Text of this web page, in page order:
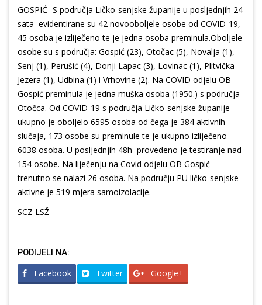
GOSPIĆ- S područja Ličko-senjske županije u posljednjih 24
sata evidentirane su 42 novooboljele osobe od COVID-19,
45 osoba je izliječeno te je jedna osoba preminula.Oboljele
osobe su s područja: Gospić (23), Otočac (5), Novalja (1),
Senj (1), Perušić (4), Donji Lapac (3), Lovinac (1), Plitvička
Jezera (1), Udbina (1) i Vrhovine (2). Na COVID odjelu OB
Gospić preminula je jedna muška osoba (1950.) s područja
Otočca. Od COVID-19 s područja Ličko-senjske županije
ukupno je oboljelo 6595 osoba od čega je 384 aktivnih
slučaja, 173 osobe su preminule te je ukupno izliječeno
6038 osoba. U posljednjih 48h provedeno je testiranje nad
154 osobe. Na liječenju na Covid odjelu OB Gospić
trenutno se nalazi 26 osoba. Na području PU ličko-senjske
aktivne je 519 mjera samoizolacije.
SCZ LSŽ
PODIJELI NA:
Facebook Twitter Google+